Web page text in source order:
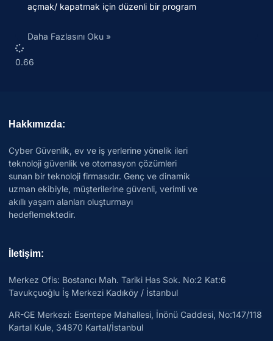
açmak/ kapatmak için düzenli bir program
Daha Fazlasını Oku »
Hakkımızda:
Cyber Güvenlik, ev ve iş yerlerine yönelik ileri
teknoloji güvenlik ve otomasyon çözümleri
sunan bir teknoloji firmasıdır. Genç ve dinamik
uzman ekibiyle, müşterilerine güvenli, verimli ve
akıllı yaşam alanları oluşturmayı
hedeflemektedir.
İletişim:
Merkez Ofis: Bostancı Mah. Tariki Has Sok. No:2 Kat:6
Tavukçuoğlu İş Merkezi Kadıköy / İstanbul
AR-GE Merkezi: Esentepe Mahallesi, İnönü Caddesi, No:147/118
Kartal Kule, 34870 Kartal/İstanbul